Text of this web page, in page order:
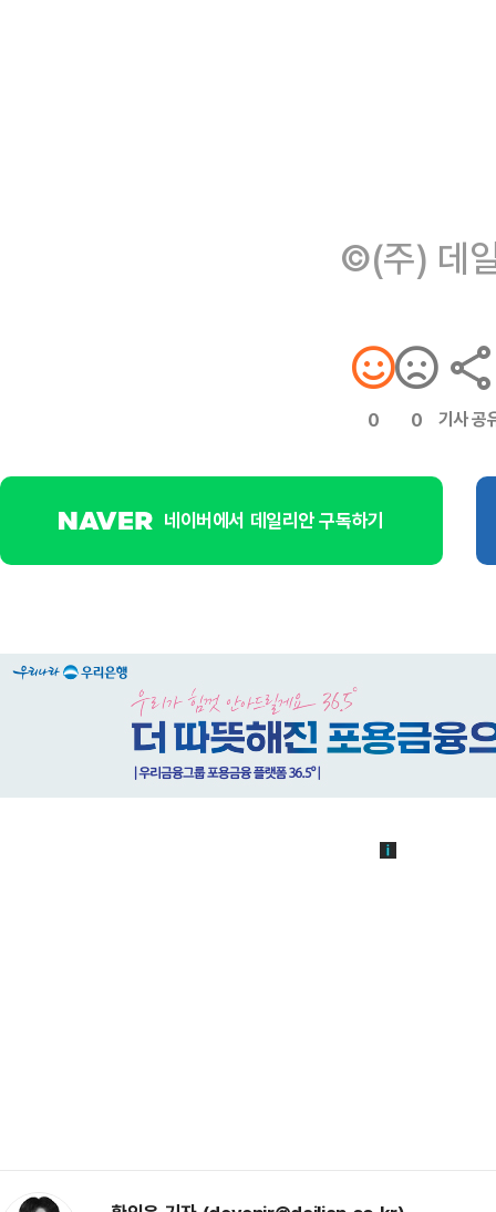
©(주) 데
0 0 기사 공
네이버에서 데일리안 구독하기